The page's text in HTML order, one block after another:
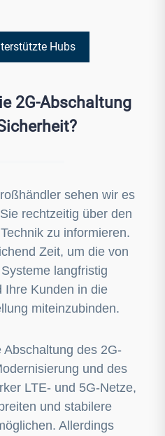
Hubs
2G-Abschaltung
sehen wir es
rechtzeitig über den
zu informieren.
Zeit, um die von
langfristig
Ihre Kunden in die
miteinzubinden.
des 2G-
und des
LTE- und 5G-Netze,
und stabilere
Allerdings